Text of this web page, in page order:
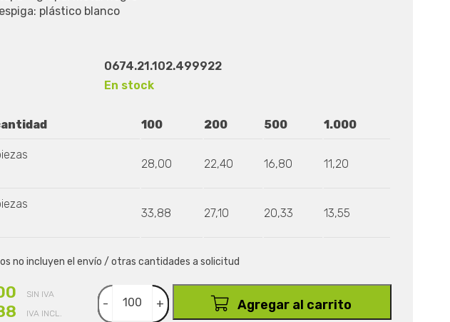
plástico blanco
0674.21.102.499922
En stock
100 200 500 1.000
28,00 22,40 16,80 11,20
33,88 27,10 20,33 13,55
no incluyen el envío / otras cantidades a solicitud
SIN IVA
IVA INCL.
- + Agregar al carrito